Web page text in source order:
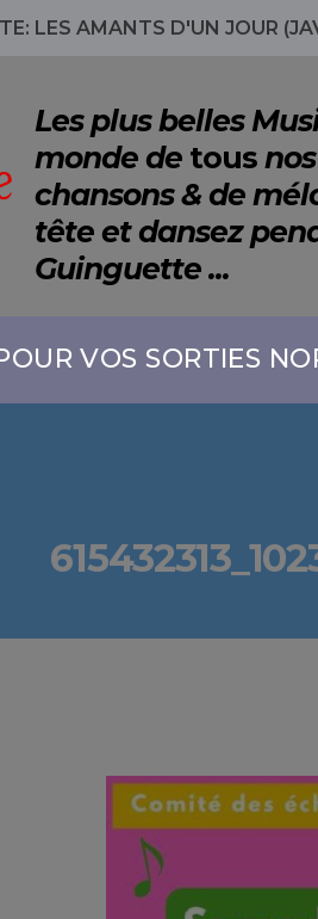
LES AMANTS D'UN JOUR
Les plus belles
monde de tous
chansons & de
tête et dansez
Guinguette ...
VOS SORTIES